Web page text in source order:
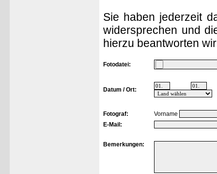
Sie haben jederzeit
widersprechen und
hierzu beantworten
Fotodatei:
Datum / Ort:
Fotograf:
Vorname
E-Mail:
Bemerkungen: